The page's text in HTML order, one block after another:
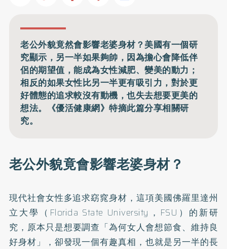
老公外貌竟然會影響老婆身材？美國有一個研
究顯示，另一半如果夠帥，因為擔心會降低伴
侶的期望值，能成為女性減肥、變美的動力；
相反的如果女性比另一半更有吸引力，對於更
好體態的追求較沒有動機，也失去想要更美的
想法。《優活健康網》特摘此篇分享相關研
究。
老公外貌竟會影響老婆身材？
現代社會女性多追求窈窕身材，這項美國佛羅里達州
立大學（Florida State University，FSU）的新研
究 ，原本只是想要調查「為何女人會想節食、維持良
好身材」，卻發現一個有趣真相，也就是另一半的長